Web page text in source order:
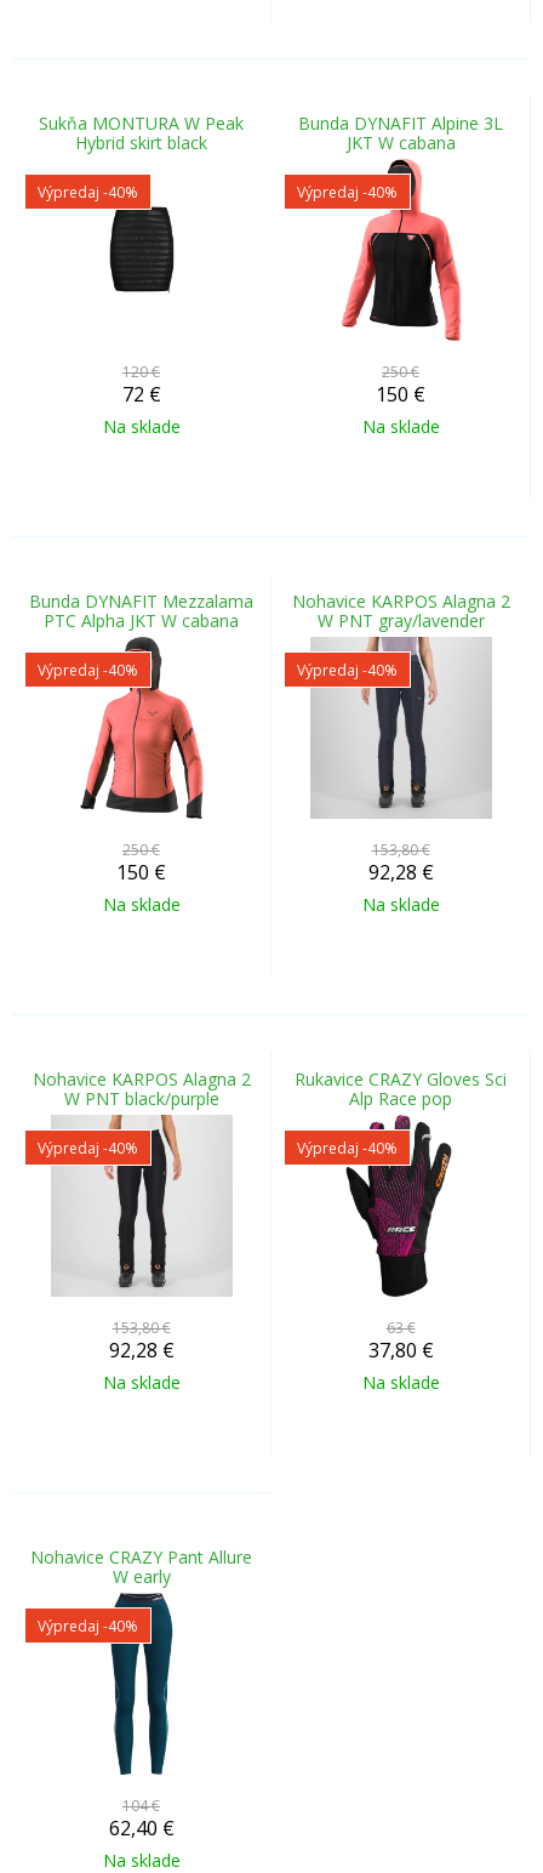
Sukňa MONTURA W Peak
Hybrid skirt black
Výpredaj -40%
120 €
72 €
Na sklade
Bunda DYNAFIT Alpine 3L
JKT W cabana
Výpredaj -40%
250 €
150 €
Na sklade
Bunda DYNAFIT Mezzalama
PTC Alpha JKT W cabana
Výpredaj -40%
250 €
150 €
Na sklade
Nohavice KARPOS Alagna 2
W PNT gray/lavender
Výpredaj -40%
153,80 €
92,28 €
Na sklade
Nohavice KARPOS Alagna 2
W PNT black/purple
Výpredaj -40%
153,80 €
92,28 €
Na sklade
Rukavice CRAZY Gloves Sci
Alp Race pop
Výpredaj -40%
63 €
37,80 €
Na sklade
Nohavice CRAZY Pant Allure
W early
Výpredaj -40%
104 €
62,40 €
Na sklade